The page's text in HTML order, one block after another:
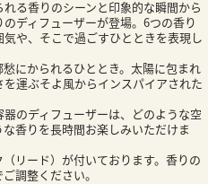
る香りのシーンと印象的な瞬間から
ディフューザーが登場。6つの香り
や、そこで過ごすひとときを表現し
にかられるひととき。太陽に包まれ
運ぶそよ風からインスパイアされた
のディフューザーは、どのような空
香りを長時間お楽しみいただけま
リード）が付いております。香りの
調整ください。